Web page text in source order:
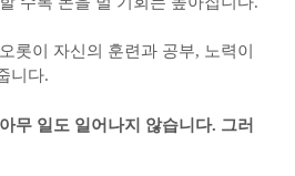
롯이 자신의 훈련과 공부, 노력이
니다.
무 일도 일어나지 않습니다. 그러